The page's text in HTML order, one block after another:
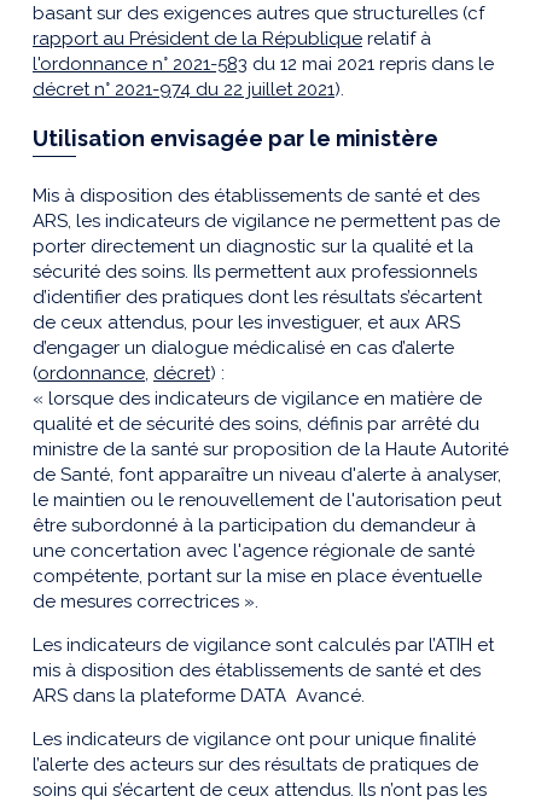
basant sur des exigences autres que structurelles (cf
rapport au Président de la République relatif à
l'ordonnance n° 2021-583 du 12 mai 2021 repris dans le
décret n° 2021-974 du 22 juillet 2021).
Utilisation envisagée par le ministère
Mis à disposition des établissements de santé et des
ARS, les indicateurs de vigilance ne permettent pas de
porter directement un diagnostic sur la qualité et la
sécurité des soins. Ils permettent aux professionnels
d’identifier des pratiques dont les résultats s’écartent
de ceux attendus, pour les investiguer, et aux ARS
d’engager un dialogue médicalisé en cas d’alerte
(ordonnance décret) :
« lorsque des indicateurs de vigilance en matière de
qualité et de sécurité des soins, définis par arrêté du
ministre de la santé sur proposition de la Haute Autorité
de Santé, font apparaître un niveau d'alerte à analyser,
le maintien ou le renouvellement de l'autorisation peut
être subordonné à la participation du demandeur à
une concertation avec l'agence régionale de santé
compétente, portant sur la mise en place éventuelle
de mesures correctrices ».
Les indicateurs de vigilance sont calculés par l’ATIH et
mis à disposition des établissements de santé et des
ARS dans la plateforme DATA Avancé.
Les indicateurs de vigilance ont pour unique finalité
l’alerte des acteurs sur des résultats de pratiques de
soins qui s’écartent de ceux attendus. Ils n’ont pas les